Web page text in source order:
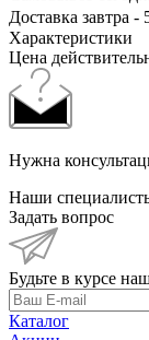
Доставка завтра -
Характеристики
Цена
Нужна
Наши
Задать вопрос
Будьте в курсе
Каталог